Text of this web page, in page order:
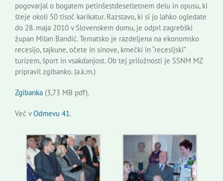
Koristne informacije
pogovarjal o bogatem petinšestdesetletnem delu in opusu, ki
šteje okoli 50 tisoč karikatur. Razstavo, ki si jo lahko ogledate
do 28. maja 2010 v Slovenskem domu, je odprl zagrebški
župan Milan Bandić. Tematsko je razdeljena na ekonomsko
recesijo, tajkune, očete in sinove, kmečki in “recesijski”
turizem, šport in vsakdanjost. Ob tej priložnosti je SSNM MZ
pripravil zgibanko. (a.k.m.)
Zgibanka (3,73 MB pdf).
Več vOdmevu 41 .